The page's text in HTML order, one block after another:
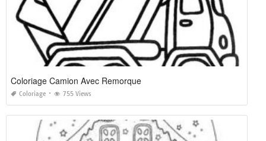
Coloriage Camion Avec Remorque
Coloriage 755 Views